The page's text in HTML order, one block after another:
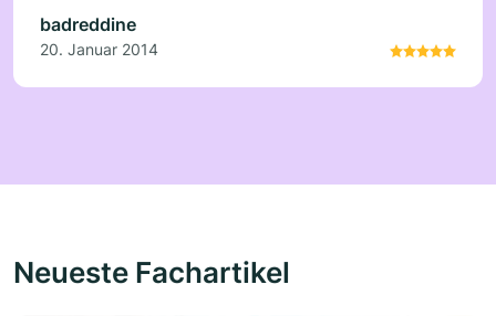
badreddine
20. Januar 2014
Neueste Fachartikel